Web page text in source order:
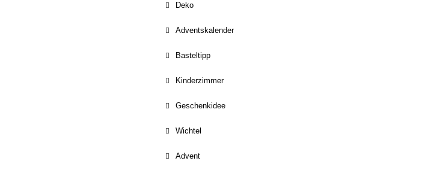
Deko
Adventskalender
Basteltipp
Kinderzimmer
Geschenkidee
Wichtel
Advent